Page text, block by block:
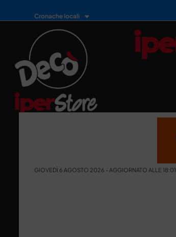
Cronache locali
GIOVEDÌ 6 AGOSTO 2026 - AGGIORNATO ALLE 18:01